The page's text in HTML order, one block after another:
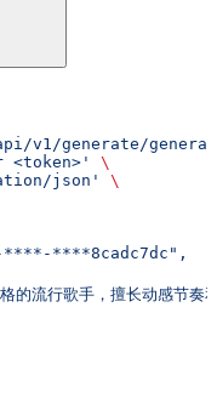
v1/generate/
\
json'
\
****8cadc7dc",
流行歌手，擅长动感节奏